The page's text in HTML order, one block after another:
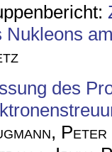
Nukleons
des
, Peter